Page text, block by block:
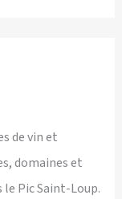
de vin et
domaines et
Pic Saint-Loup.